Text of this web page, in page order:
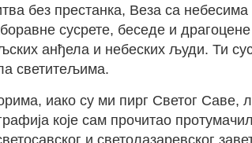
без престанка, Веза са
сусрете, беседе и
анђела и небеских људи. Ти
светитељима.
иако су ми пирг Светог Саве,
које сам прочитао
и светолазаревског